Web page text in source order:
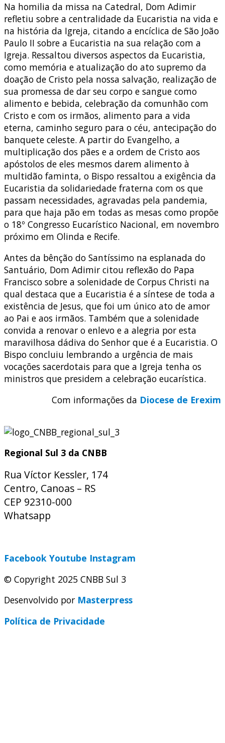
Na homilia da missa na Catedral, Dom Adimir
refletiu sobre a centralidade da Eucaristia na vida e
na história da Igreja, citando a encíclica de São João
Paulo II sobre a Eucaristia na sua relação com a
Igreja. Ressaltou diversos aspectos da Eucaristia,
como memória e atualização do ato supremo da
doação de Cristo pela nossa salvação, realização de
sua promessa de dar seu corpo e sangue como
alimento e bebida, celebração da comunhão com
Cristo e com os irmãos, alimento para a vida
eterna, caminho seguro para o céu, antecipação do
banquete celeste. A partir do Evangelho, a
multiplicação dos pães e a ordem de Cristo aos
apóstolos de eles mesmos darem alimento à
multidão faminta, o Bispo ressaltou a exigência da
Eucaristia da solidariedade fraterna com os que
passam necessidades, agravadas pela pandemia,
para que haja pão em todas as mesas como propõe
o 18º Congresso Eucarístico Nacional, em novembro
próximo em Olinda e Recife.
Antes da bênção do Santíssimo na esplanada do
Santuário, Dom Adimir citou reflexão do Papa
Francisco sobre a solenidade de Corpus Christi na
qual destaca que a Eucaristia é a síntese de toda a
existência de Jesus, que foi um único ato de amor
ao Pai e aos irmãos. Também que a solenidade
convida a renovar o enlevo e a alegria por esta
maravilhosa dádiva do Senhor que é a Eucaristia. O
Bispo concluiu lembrando a urgência de mais
vocações sacerdotais para que a Igreja tenha os
ministros que presidem a celebração eucarística.
Com informações da Diocese de Erexim
Regional Sul 3 da CNBB
Rua Víctor Kessler, 174
Centro, Canoas – RS
CEP 92310-000
Whatsapp
Facebook Youtube Instagram
© Copyright 2025 CNBB Sul 3
Desenvolvido por Masterpress
Política de Privacidade